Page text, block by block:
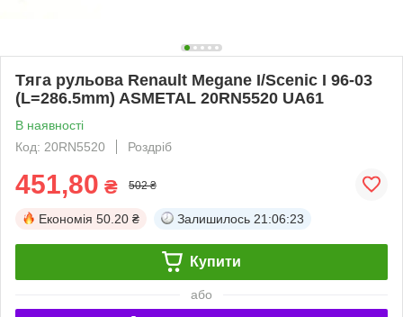
Тяга рульова Renault Megane I/Scenic I 96-03
(L=286.5mm) ASMETAL 20RN5520 UA61
В наявності
Код: 20RN5520
Роздріб
451,80 ₴ 502 ₴
Економія 50.20 ₴ Залишилось 21:06:22
Купити
або